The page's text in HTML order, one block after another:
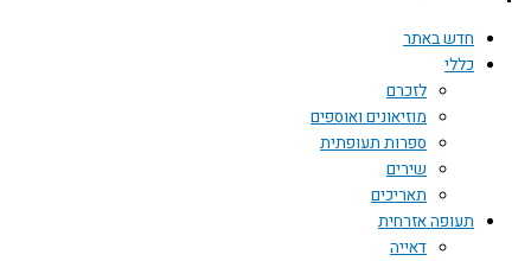
חדש באתר
כללי
לזכרם
מוזיאונים ואוספים
ספרות תעופתית
שירים
תאריכים
תעופה אזרחית
דאייה